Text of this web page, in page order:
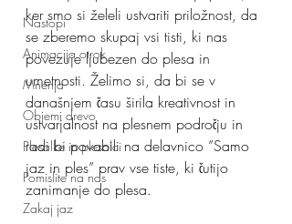
Nastopi
Animacija otrok
Mnenja
Objemi drevo
Plesalke in plesalci
Pomislite na nas
Zakaj jaz
ker smo si želeli ustvariti priložnost, da
se zberemo skupaj vsi tisti, ki nas
povezuje ljubezen do plesa in
umetnosti. Želimo si, da bi se v
današnjem času širila kreativnost in
ustvarjalnost na plesnem področju in
radi bi povabili na delavnico ”Samo
jaz in ples” prav vse tiste, ki čutijo
zanimanje do plesa.